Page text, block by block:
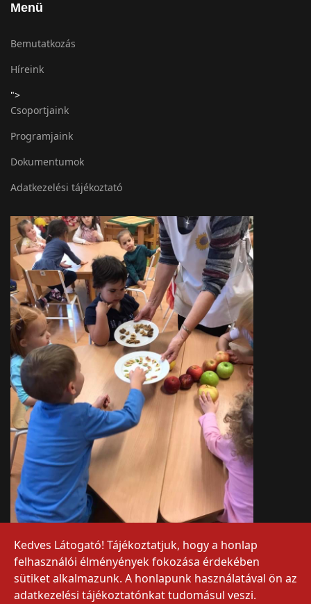
Menü
Bemutatkozás
Híreink
">
Csoportjaink
Programjaink
Dokumentumok
Adatkezelési tájékoztató
Kedves Látogató! Tájékoztatjuk, hogy a honlap
felhasználói élményények fokozása érdekében
sütiket alkalmazunk. A honlapunk használatával ön az
adatkezelési tájékoztatónkat tudomásul veszi.